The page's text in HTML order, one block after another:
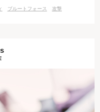
対策 ブルートフォースアタッ
ユーザー名とパ
ブルートフォース
攻撃